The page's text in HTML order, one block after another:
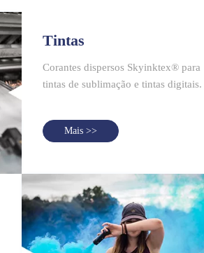
Tintas
Corantes dispersos Skyinktex® para
tintas de sublimação e tintas digitais.
Mais >>